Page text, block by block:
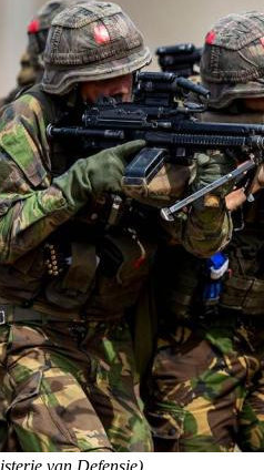
van Defensie)